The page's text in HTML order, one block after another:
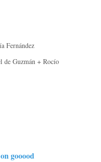
Fernández
de Guzmán + Rocío
gooood